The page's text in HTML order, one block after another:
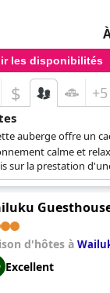
les disponibilités
$ +5
auberge offre un
calme et
sur la prestation
d'hôtes à
Excellent